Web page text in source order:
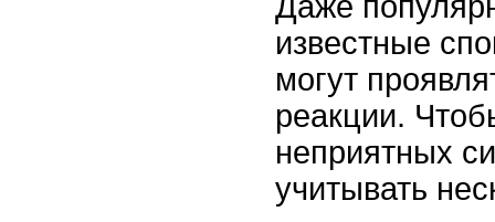
известные
могут
реакции.
неприятных
учитывать